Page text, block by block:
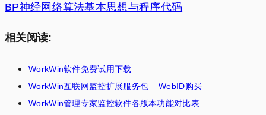
BP神经网络算法基本思想与程序代码
相关阅读:
WorkWin软件免费试用下载
WorkWin互联网监控扩展服务包 – WebID购买
WorkWin管理专家监控软件各版本功能对比表